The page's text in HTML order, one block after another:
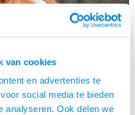
van cookies
en advertenties te
social media te bieden
analyseren. Ook delen we